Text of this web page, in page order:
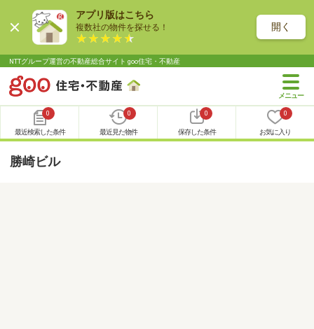
アプリ版はこちら
複数社の物件を探せる！ 開く
NTTグループ運営の不動産総合サイト goo住宅・不動産
0
最近検索した条件
0
最近見た物件
0
保存した条件
0
お気に入り
勝崎ビル